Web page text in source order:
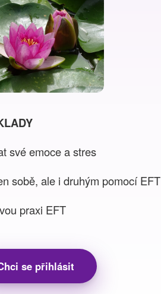
své emoce a stres
sobě, ale i druhým pomocí EFT
praxi EFT
se přihlásit